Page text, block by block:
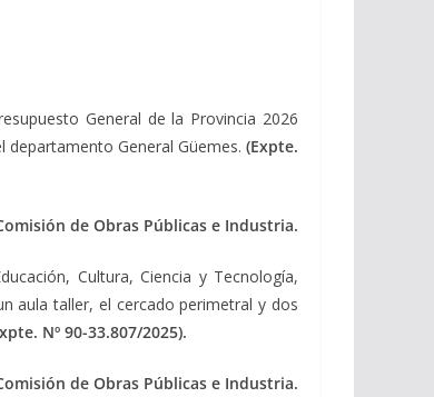
General de la Provincia 2026
General Güemes. (Expte.
de Obras Públicas e Industria.
Cultura, Ciencia y Tecnología,
aula taller, el cercado perimetral y dos
Nº 90-33.807/2025).
de Obras Públicas e Industria.